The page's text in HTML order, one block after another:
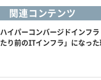
関連コンテンツ
ハイパーコンバージドインフラ
たり前のITインフラ」になった